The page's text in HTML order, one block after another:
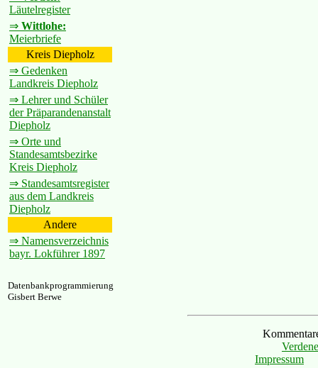
Läutelregister
⇒ Wittlohe:
Meierbriefe
Kreis Diepholz
⇒ Gedenken
Landkreis Diepholz
⇒ Lehrer und Schüler
der Präparandenanstalt
Diepholz
⇒ Orte und
Standesamtsbezirke
Kreis Diepholz
⇒ Standesamtsregister
aus dem Landkreis
Diepholz
Andere
⇒ Namensverzeichnis
bayr. Lokführer 1897
Datenbankprogrammierung
Gisbert Berwe
Impressum